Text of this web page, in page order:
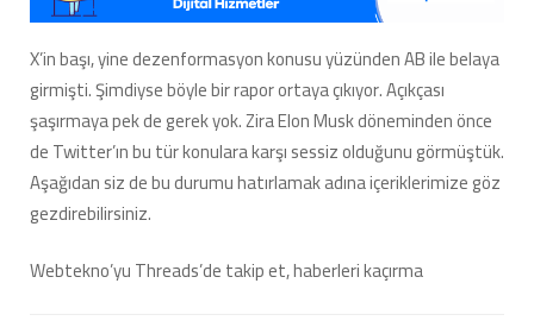
X’in başı, yine dezenformasyon konusu yüzünden AB ile belaya
girmişti. Şimdiyse böyle bir rapor ortaya çıkıyor. Açıkçası
şaşırmaya pek de gerek yok. Zira Elon Musk döneminden önce
de Twitter’ın bu tür konulara karşı sessiz olduğunu görmüştük.
Aşağıdan siz de bu durumu hatırlamak adına içeriklerimize göz
gezdirebilirsiniz.
Webtekno’yu Threads’de takip et, haberleri kaçırma